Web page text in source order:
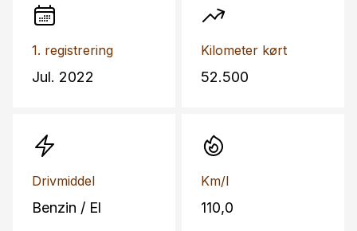
1. registrering
Jul. 2022
Kilometer kørt
52.500
Drivmiddel
Benzin / El
Km/l
110,0